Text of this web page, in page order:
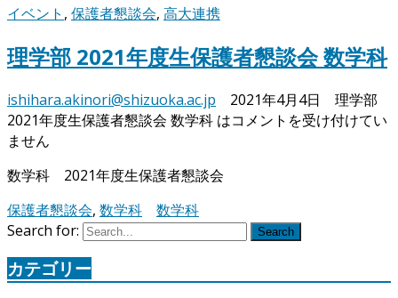
イベント , 保護者懇談会, 高大連携
理学部 2021年度生保護者懇談会 数学科
ishihara.akinori@shizuoka.ac.jp 2021年4月4日
理学部
2021年度生保護者懇談会 数学科 はコメントを受け付けてい
ません
数学科 2021年度生保護者懇談会
保護者懇談会, 数学科
数学科
Search for:
Search
カテゴリー